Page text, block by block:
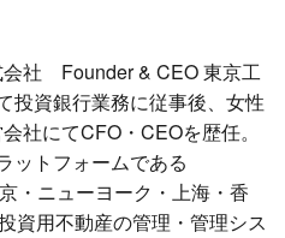
社 Founder & CEO 東京工
投資銀行業務に従事後、女性
社にてCFO・CEOを歴任。
ットフォームである
・ニューヨーク・上海・香
資用不動産の管理・管理シス